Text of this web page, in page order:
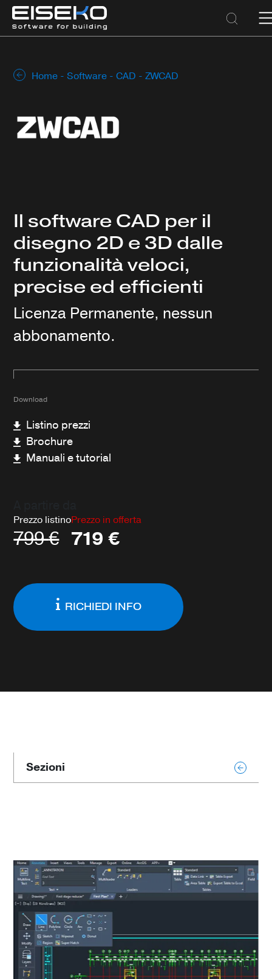
Home -Software -CAD - ZWCAD
Il software CAD per il
disegno 2D e 3D dalle
funzionalità veloci,
precise ed efficienti
Licenza Permanente, nessun
abbonamento.
Download
Listino prezzi
Brochure
Manuali e tutorial
Prezzo listino
799€
Prezzo in offerta
719€
RICHIEDI INFO
Sezioni
Richiedi Demo